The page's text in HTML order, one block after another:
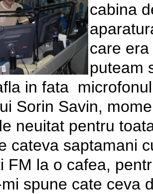
cabina
care
puteam
in fata
Sorin Savin,
neuitat pentru
cateva saptamani
FM la o cafea,
spune cate ceva